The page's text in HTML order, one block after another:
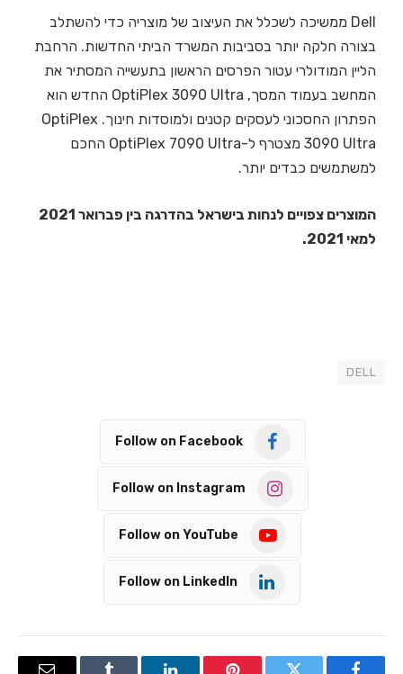
Dell ממשיכה לשכלל את העיצוב של מוצריה כדי להשתלב
בצורה חלקה יותר בסביבות המשרד הביתי החדשות. הרחבת
הליין המודולרי עטור הפרסים הראשון בתעשייה המסתיר את
המחשב בעמוד המסך, OptiPlex 3090 Ultra החדש הוא
הפתרון החסכוני לעסקים קטנים ולמוסדות חינוך. OptiPlex
3090 Ultra מצטרף ל-OptiPlex 7090 Ultra החכם
למשתמשים כבדים יותר.
המוצרים צפויים לנחות בישראל בהדרגה בין פברואר 2021
למאי 2021.
DELL
Follow on Facebook
Follow on Instagram
Follow on YouTube
Follow on LinkedIn